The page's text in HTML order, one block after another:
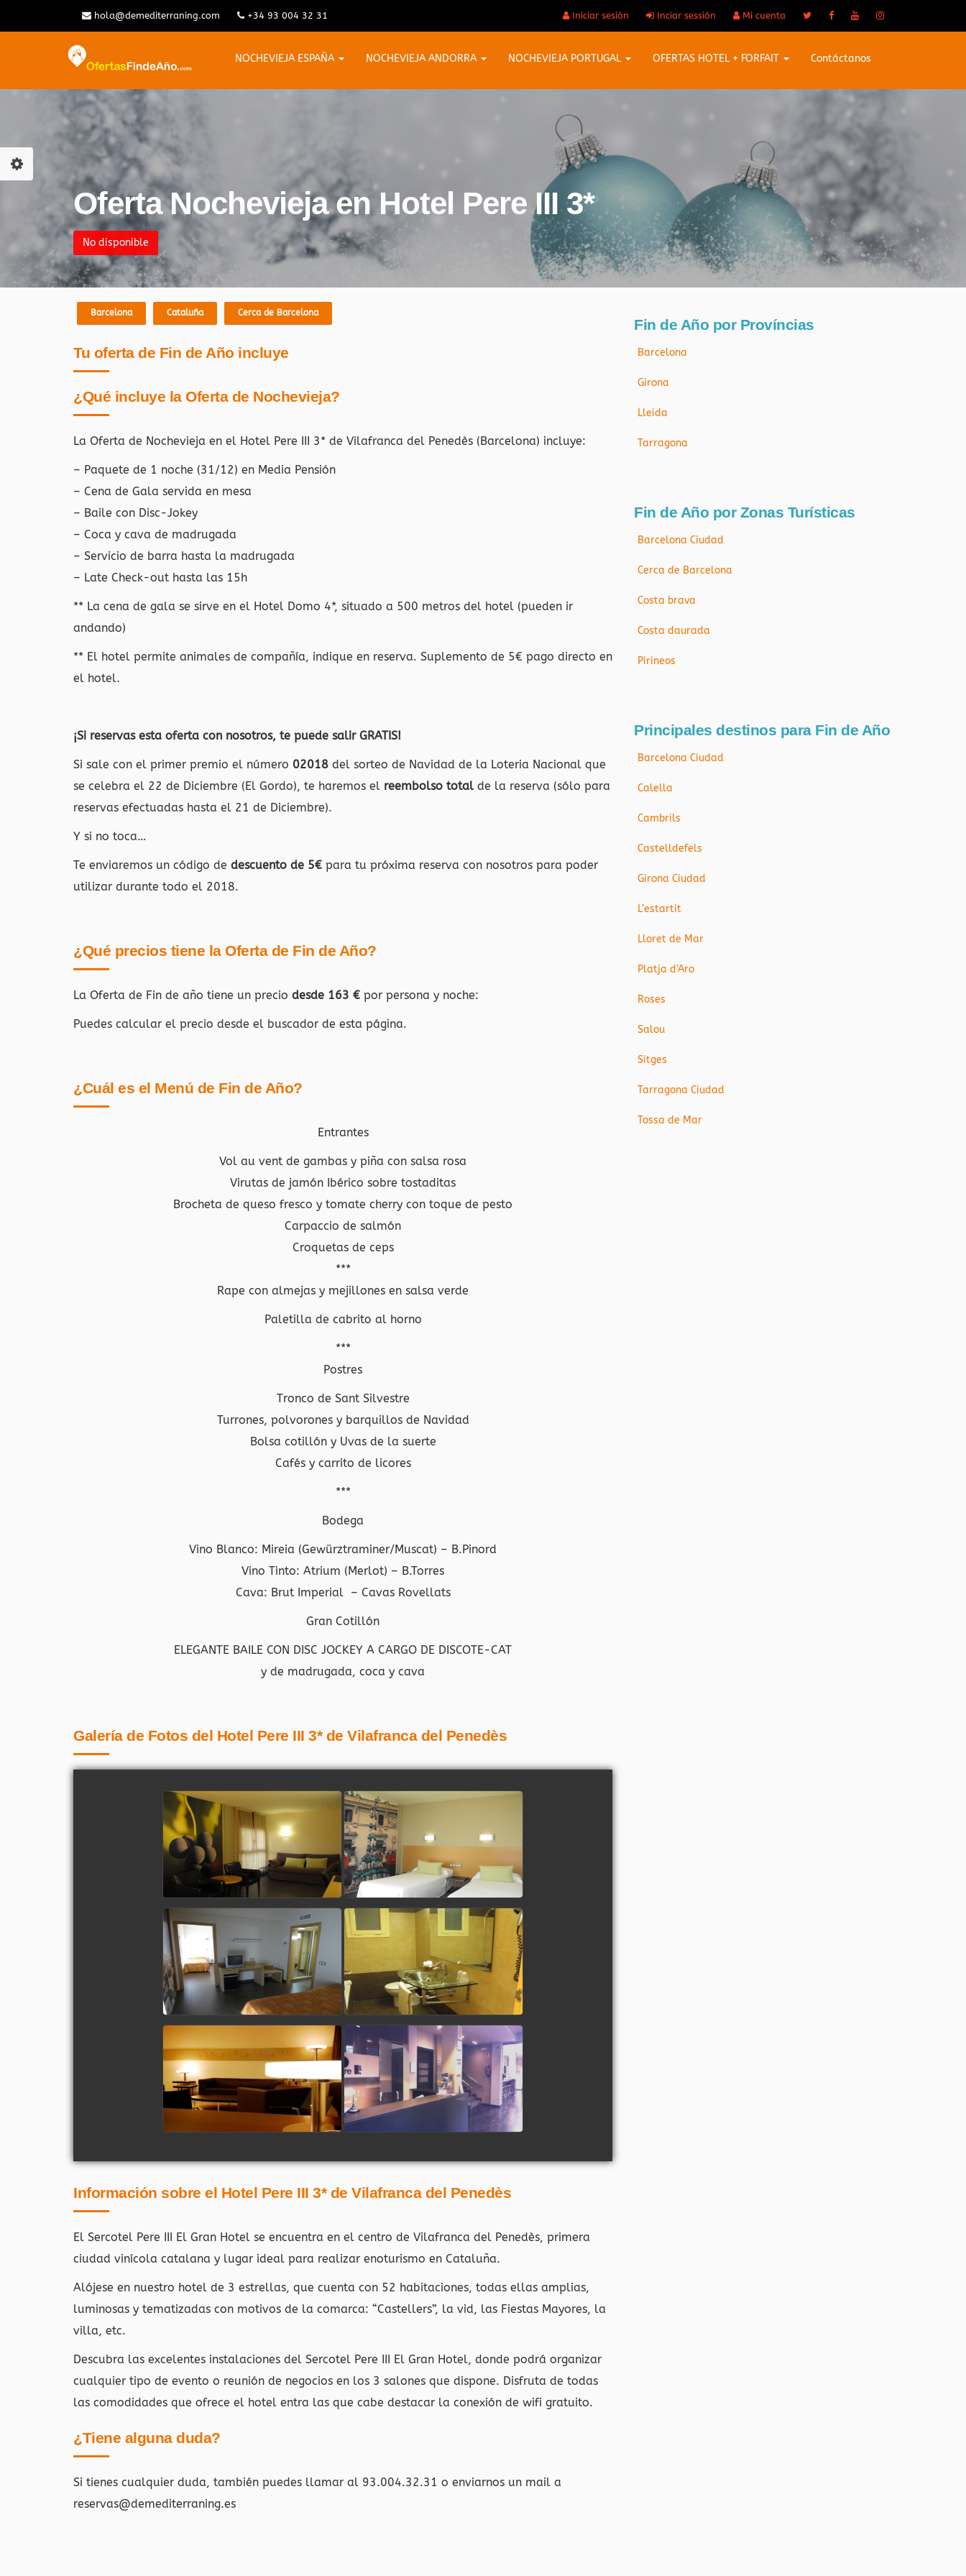
hola@demediterraning.com +34 93 004 32 31 Iniciar sesión Inciar sessión Mi cuenta
NOCHEVIEJA ESPAÑA NOCHEVIEJA ANDORRA NOCHEVIEJA PORTUGAL OFERTAS HOTEL + FORFAIT Contáctanos
Oferta Nochevieja en Hotel Pere III 3*
No disponible
Barcelona Cataluña Cerca de Barcelona
Tu oferta de Fin de Año incluye
¿Qué incluye la Oferta de Nochevieja?
La Oferta de Nochevieja en el Hotel Pere III 3* de Vilafranca del Penedès (Barcelona) incluye:
– Paquete de 1 noche (31/12) en Media Pensión
– Cena de Gala servida en mesa
– Baile con Disc-Jokey
– Coca y cava de madrugada
– Servicio de barra hasta la madrugada
– Late Check-out hasta las 15h
** La cena de gala se sirve en el Hotel Domo 4*, situado a 500 metros del hotel (pueden ir
andando)
** El hotel permite animales de compañía, indique en reserva. Suplemento de 5€ pago directo en
el hotel.
¡Si reservas esta oferta con nosotros, te puede salir GRATIS!
Si sale con el primer premio el número 02018 del sorteo de Navidad de la Loteria Nacional que
se celebra el 22 de Diciembre (El Gordo), te haremos el reembolso total de la reserva (sólo para
reservas efectuadas hasta el 21 de Diciembre).
Y si no toca…
Te enviaremos un código de descuento de 5€ para tu próxima reserva con nosotros para poder
utilizar durante todo el 2018.
¿Qué precios tiene la Oferta de Fin de Año?
La Oferta de Fin de año tiene un precio desde 163 € por persona y noche:
Puedes calcular el precio desde el buscador de esta página.
¿Cuál es el Menú de Fin de Año?
Entrantes
Vol au vent de gambas y piña con salsa rosa
Virutas de jamón Ibérico sobre tostaditas
Brocheta de queso fresco y tomate cherry con toque de pesto
Carpaccio de salmón
Croquetas de ceps
***
Rape con almejas y mejillones en salsa verde
Paletilla de cabrito al horno
***
Postres
Tronco de Sant Silvestre
Turrones, polvorones y barquillos de Navidad
Bolsa cotillón y Uvas de la suerte
Cafés y carrito de licores
***
Bodega
Vino Blanco: Mireia (Gewürztraminer/Muscat) – B.Pinord
Vino Tinto: Atrium (Merlot) – B.Torres
Cava: Brut Imperial – Cavas Rovellats
Gran Cotillón
ELEGANTE BAILE CON DISC JOCKEY A CARGO DE DISCOTE-CAT
y de madrugada, coca y cava
Galería de Fotos del Hotel Pere III 3* de Vilafranca del Penedès
Información sobre el Hotel Pere III 3* de Vilafranca del Penedès
El Sercotel Pere III El Gran Hotel se encuentra en el centro de Vilafranca del Penedès, primera
ciudad vinícola catalana y lugar ideal para realizar enoturismo en Cataluña.
Alójese en nuestro hotel de 3 estrellas, que cuenta con 52 habitaciones, todas ellas amplias,
luminosas y tematizadas con motivos de la comarca: “Castellers”, la vid, las Fiestas Mayores, la
villa, etc.
Descubra las excelentes instalaciones del Sercotel Pere III El Gran Hotel, donde podrá organizar
cualquier tipo de evento o reunión de negocios en los 3 salones que dispone. Disfruta de todas
las comodidades que ofrece el hotel entra las que cabe destacar la conexión de wifi gratuito.
¿Tiene alguna duda?
Si tienes cualquier duda, también puedes llamar al 93.004.32.31 o enviarnos un mail a
reservas@demediterraning.es
Fin de Año por Províncias
Barcelona
Girona
Lleida
Tarragona
Fin de Año por Zonas Turísticas
Barcelona Ciudad
Cerca de Barcelona
Costa brava
Costa daurada
Pirineos
Principales destinos para Fin de Año
Barcelona Ciudad
Calella
Cambrils
Castelldefels
Girona Ciudad
L’estartit
Lloret de Mar
Platja d’Aro
Roses
Salou
Sitges
Tarragona Ciudad
Tossa de Mar